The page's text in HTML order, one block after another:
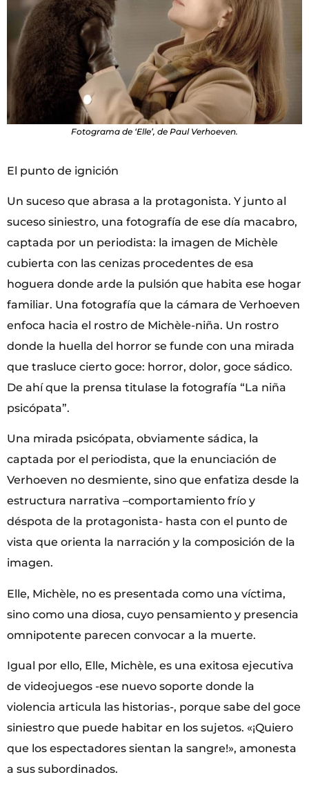
Fotograma de ‘Elle’, de Paul Verhoeven.
El punto de ignición
Un suceso que abrasa a la protagonista. Y junto al
suceso siniestro, una fotografía de ese día macabro,
captada por un periodista: la imagen de Michèle
cubierta con las cenizas procedentes de esa
hoguera donde arde la pulsión que habita ese hogar
familiar. Una fotografía que la cámara de Verhoeven
enfoca hacia el rostro de Michèle-niña. Un rostro
donde la huella del horror se funde con una mirada
que trasluce cierto goce: horror, dolor, goce sádico.
De ahí que la prensa titulase la fotografía “La niña
psicópata”.
Una mirada psicópata, obviamente sádica, la
captada por el periodista, que la enunciación de
Verhoeven no desmiente, sino que enfatiza desde la
estructura narrativa –comportamiento frío y
déspota de la protagonista- hasta con el punto de
vista que orienta la narración y la composición de la
imagen.
Elle, Michèle, no es presentada como una víctima,
sino como una diosa, cuyo pensamiento y presencia
omnipotente parecen convocar a la muerte.
Igual por ello, Elle, Michèle, es una exitosa ejecutiva
de videojuegos -ese nuevo soporte donde la
violencia articula las historias-, porque sabe del goce
siniestro que puede habitar en los sujetos. «¡Quiero
que los espectadores sientan la sangre!», amonesta
a sus subordinados.